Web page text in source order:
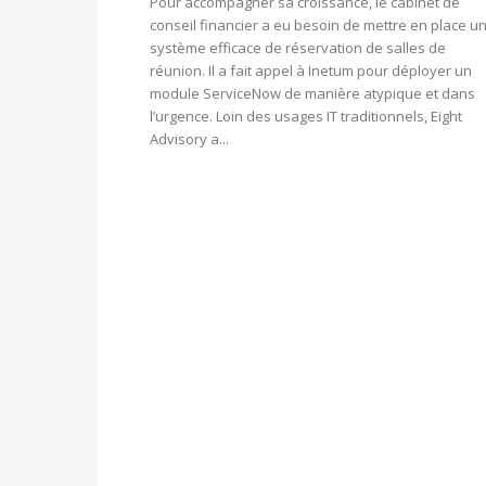
conseil financier a eu besoin de mettre en place un
système efficace de réservation de salles de
réunion. Il a fait appel à Inetum pour déployer un
module ServiceNow de manière atypique et dans
l’urgence. Loin des usages IT traditionnels, Eight
Advisory a...